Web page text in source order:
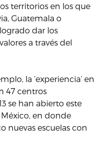
territorios en los que
Guatemala o
dar los
a través del
la ‘experiencia’ en
47 centros
se han abierto este
México, en donde
nuevas escuelas con